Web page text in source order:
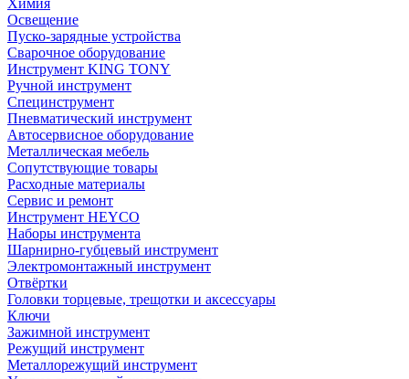
Химия
Освещение
Пуско-зарядные устройства
Сварочное оборудование
Инструмент KING TONY
Ручной инструмент
Специнструмент
Пневматический инструмент
Автосервисное оборудование
Металлическая мебель
Сопутствующие товары
Расходные материалы
Сервис и ремонт
Инструмент HEYCO
Наборы инструмента
Шарнирно-губцевый инструмент
Электромонтажный инструмент
Отвёртки
Головки торцевые, трещотки и аксессуары
Ключи
Зажимной инструмент
Режущий инструмент
Металлорежущий инструмент